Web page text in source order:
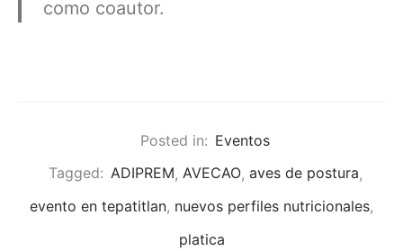
como coautor.
Posted in: Eventos
Tagged: ADIPREM, AVECAO, aves de postura,
evento en tepatitlan, nuevos perfiles nutricionales,
platica